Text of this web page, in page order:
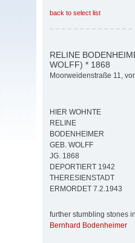
back to select list
RELINE
WOLFF) * 1868
Moorweidenstraße 11,
HIER WOHNTE
RELINE
BODENHEIMER
GEB. WOLFF
JG. 1868
DEPORTIERT 1942
THERESIENSTADT
ERMORDET 7.2.1943
further stumbling stones in
Bernhard Bodenheimer